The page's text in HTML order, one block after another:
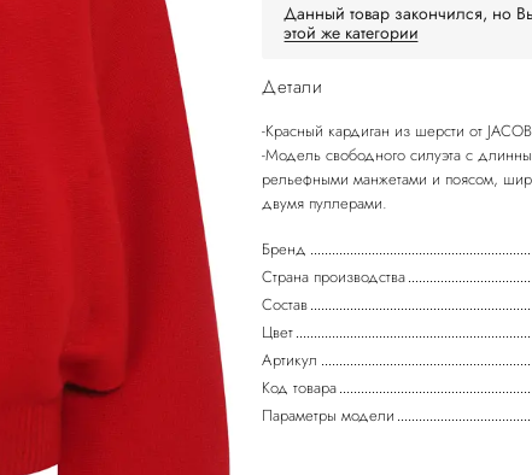
Данный товар закончился, но
этой же категории
Детали
-Красный кардиган из шерсти от
-Модель свободного силуэта с
рельефными манжетами и поясом,
Бренд
Страна производства
Состав
Цвет
Артикул
Код товара
Параметры модели